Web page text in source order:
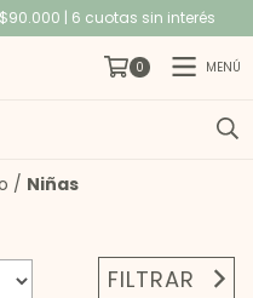
| 6 cuotas sin interés
0 MENÚ
/ Niñas
FILTRAR